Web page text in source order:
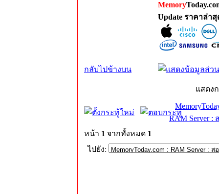
Memory
Update ราคาล่า
กลับไปข้างบน
แสดง
RAM Server :
หน้า 1 จากทั้งหมด 1
ไปยัง: